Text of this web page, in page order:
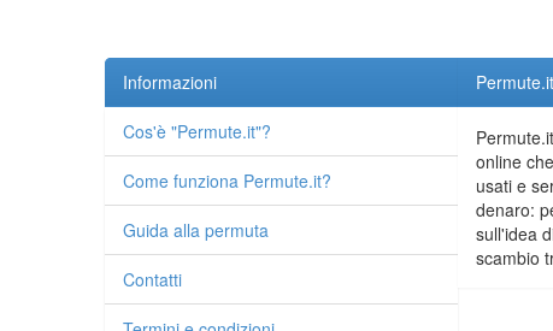
Informazioni
Cos'è "Permute.it"?
Come funziona Permute.it?
Guida alla permuta
Contatti
Permute.it
online
usati e
denaro:
sull'idea
scambio